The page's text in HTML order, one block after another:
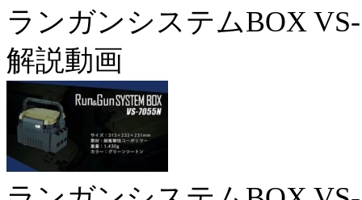
ランガンシステムBOX
解説動画